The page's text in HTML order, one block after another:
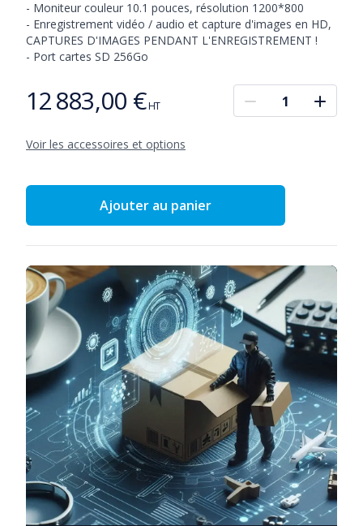
- Moniteur couleur 10.1 pouces, résolution 1200*800
- Enregistrement vidéo / audio et capture d'images en HD,
CAPTURES D'IMAGES PENDANT L'ENREGISTREMENT !
- Port cartes SD 256Go
Prix
12 883,00 €HT
Voir les accessoires et options
Ajouter au panier